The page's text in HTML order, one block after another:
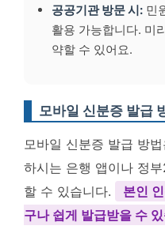
공공기관 방문 시: 민
활용 가능합니다. 미
약할 수 있어요.
모바일 신분증 발급
모바일 신분증 발급 방
하시는 은행 앱이나 정
할 수 있습니다.
본인
구나 쉽게 발급받을 수